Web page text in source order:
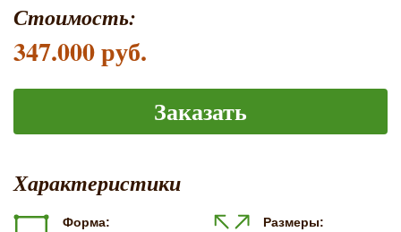
Стоимость:
347.000 руб.
Заказать
Характеристики
Форма:
Размеры: